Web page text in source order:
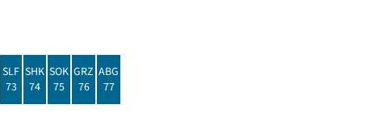
SLF
73
SHK
74
SOK
75
GRZ
76
ABG
77